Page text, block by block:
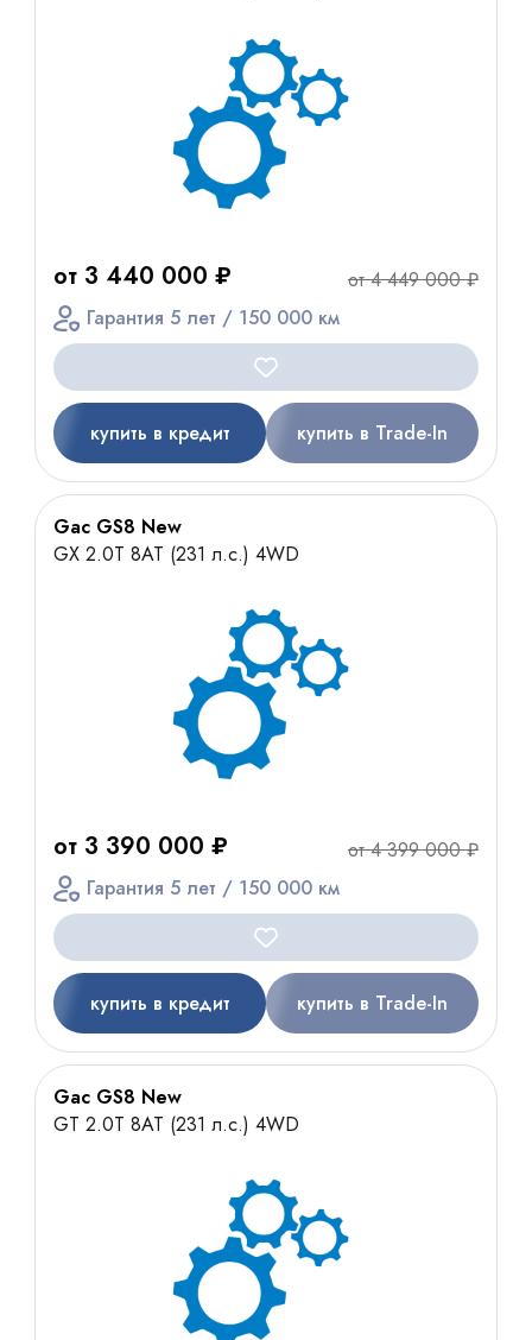
от 3 440 000 ₽
от 4 449 000 ₽
Гарантия 5 лет / 150 000 км
купить в кредит купить в Trade-In
Gac GS8 New
GX 2.0T 8AT (231 л.с.) 4WD
от 3 390 000 ₽
от 4 399 000 ₽
Гарантия 5 лет / 150 000 км
купить в кредит купить в Trade-In
Gac GS8 New
GT 2.0T 8AT (231 л.с.) 4WD